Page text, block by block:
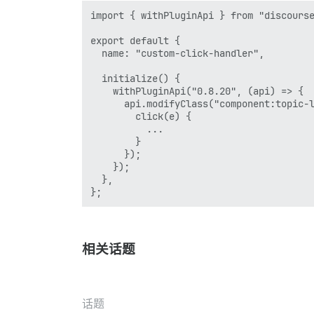
import { withPluginApi } from
export default {
  name: "custom-click-handler",
  initialize() {
    withPluginApi("0.8.20", (api) => {
api.modifyClass("component:topic-
        click(e) {
          ...
        }
      });
    });
  },
相关话题
话题